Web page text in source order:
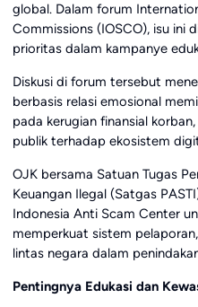
global. Dalam forum
Commissions (IOSCO), isu ini
prioritas dalam kampanye
Diskusi di forum tersebut
berbasis relasi emosional
pada kerugian finansial
publik terhadap ekosistem
OJK bersama Satuan Tugas
Keuangan Ilegal (Satgas
Indonesia Anti Scam Center
memperkuat sistem
lintas negara dalam
Pentingnya Edukasi dan